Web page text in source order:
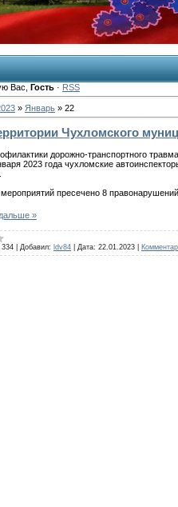
Вас Гость· RSS
» Январь » 22
Чухломского
дорожно-транспортного
2023 года чухломские
пресечено 8
»
334 Добавил: ldv84 Дата: 22.01.2023